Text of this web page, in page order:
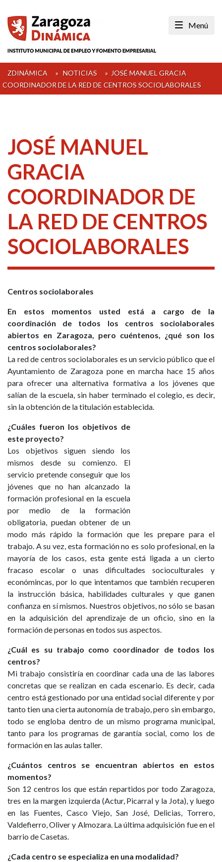
content
Menú
ZDINÁMICA » NOTICIAS » JOSÉ MANUEL GRACIA
COORDINADOR DE LA RED DE CENTROS SOCIOLABORALES
JOSÉ MANUEL
GRACIA
COORDINADOR DE
LA RED DE CENTROS
SOCIOLABORALES
Centros sociolaborales
En estos momentos usted está a cargo de la
coordinación de todos los centros sociolaborales
abiertos en Zaragoza, pero cuéntenos, ¿qué son los
centros sociolaborales?
La red de centros sociolaborales es un servicio público que el
Ayuntamiento de Zaragoza pone en marcha hace 15 años
para ofrecer una alternativa formativa a los jóvenes que
salían de la escuela, sin haber terminado el colegio, es decir,
sin la obtención de la titulación establecida.
¿Cuáles fueron los objetivos de
este proyecto?
Los objetivos siguen siendo los
mismos desde su comienzo. El
servicio pretende conseguir que los
jóvenes que no han alcanzado la
formación profesional en la escuela
por medio de la formación
obligatoria, puedan obtener de un
modo más rápido la formación que les prepare para el
trabajo. A su vez, esta formación no es solo profesional, en la
mayoría de los casos, esta gente está ligada a un cierto
fracaso escolar o unas dificultades socioculturales y
económincas, por lo que intentamos que también recuperen
la instrucción básica, habilidades culturales y que ganen
confianza en sí mismos. Nuestros objetivos, no sólo se basan
en la adquisición del aprendizaje de un oficio, sino en la
formación de personas en todos sus aspectos.
¿Cuál es su trabajo como coordinador de todos los
centros?
Mi trabajo consistiría en coordinar cada una de las labores
concretas que se realizan en cada escenario. Es decir, cada
centro está gestionado por una entidad social diferente y por
tanto tien una cierta autonomía de trabajo, pero sin embargo,
todo se engloba dentro de un mismo programa municipal,
tanto para los programas de garantía social, como los de
formación en las aulas taller.
¿Cuántos centros se encuentran abiertos en estos
momentos?
Son 12 centros los que están repartidos por todo Zaragoza,
tres en la margen izquierda (Actur, Picarral y la Jota), y luego
en las Fuentes, Casco Viejo, San José, Delicias, Torrero,
Valdefierro, Oliver y Almozara. La última adquisición fue en el
barrio de Casetas.
¿Cada centro se especializa en una modalidad?